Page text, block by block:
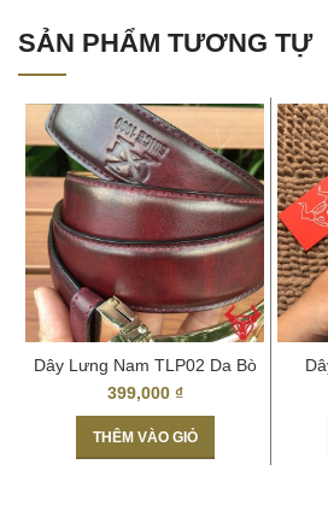
SẢN PHẨM TƯƠNG TỰ
Dây Lưng Nam TLP02 Da Bò
Patina Cao Cấp
399,000 ₫
THÊM VÀO GIỎ